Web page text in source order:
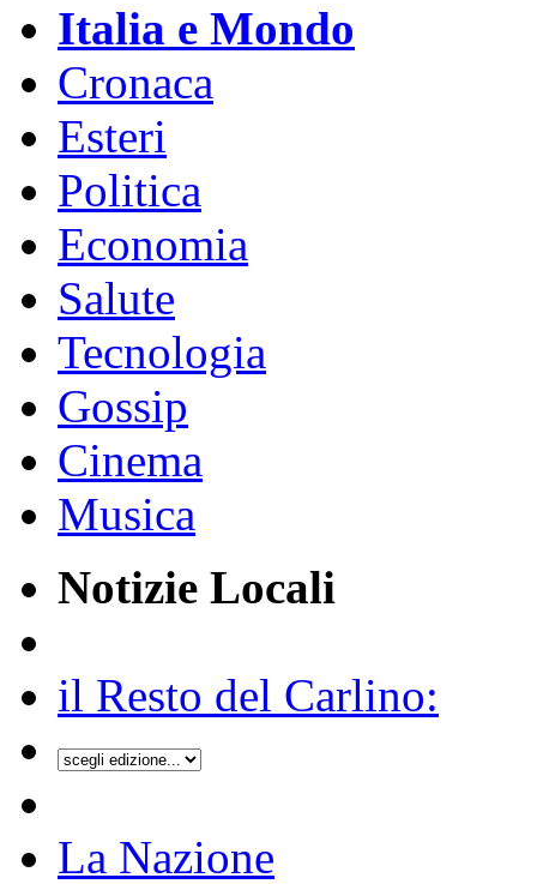
Italia e Mondo
Cronaca
Esteri
Politica
Economia
Salute
Tecnologia
Gossip
Cinema
Musica
Notizie Locali
il Resto del Carlino:
La Nazione